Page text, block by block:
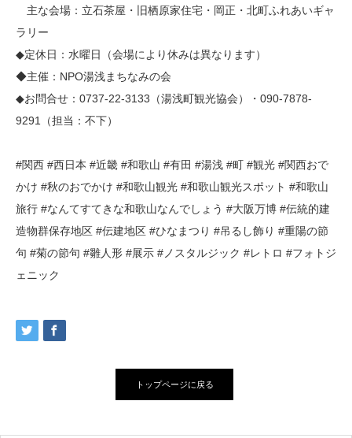
主な会場：立石茶屋・旧栖原家住宅・岡正・北町ふれあいギャ
ラリー
◆定休日：水曜日（会場により休みは異なります）
◆主催：NPO湯浅まちなみの会
◆お問合せ：0737-22-3133（湯浅町観光協会）・090-7878-
9291（担当：不下）
#関西 #西日本 #近畿 #和歌山 #有田 #湯浅 #町 #観光 #関西おで
かけ #秋のおでかけ #和歌山観光 #和歌山観光スポット #和歌山
旅行 #なんてすてきな和歌山なんでしょう #大阪万博 #伝統的建
造物群保存地区 #伝建地区 #ひなまつり #吊るし飾り #重陽の節
句 #菊の節句 #雛人形 #展示 #ノスタルジック #レトロ #フォトジ
ェニック
トップページに戻る